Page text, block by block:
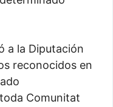
a la Diputación
reconocidos en
Comunitat